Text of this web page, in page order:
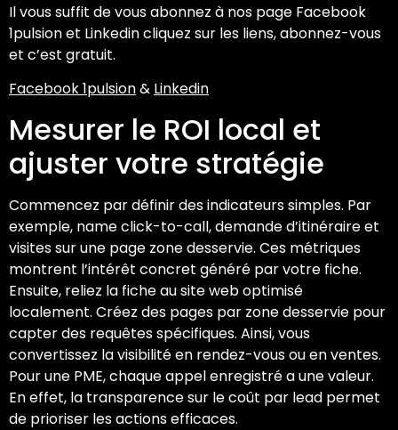
Il vous suffit de vous abonnez à nos page Facebook
1pulsion et Linkedin cliquez sur les liens, abonnez-vous
et c’est gratuit.
Facebook 1pulsion& Linkedin
Mesurer le ROI local et
ajuster votre stratégie
Commencez par définir des indicateurs simples. Par
exemple, name click-to-call, demande d’itinéraire et
visites sur une page zone desservie. Ces métriques
montrent l’intérêt concret généré par votre fiche.
Ensuite, reliez la fiche au site web optimisé
localement. Créez des pages par zone desservie pour
capter des requêtes spécifiques. Ainsi, vous
convertissez la visibilité en rendez-vous ou en ventes.
Pour une PME, chaque appel enregistré a une valeur.
En effet, la transparence sur le coût par lead permet
de prioriser les actions efficaces.